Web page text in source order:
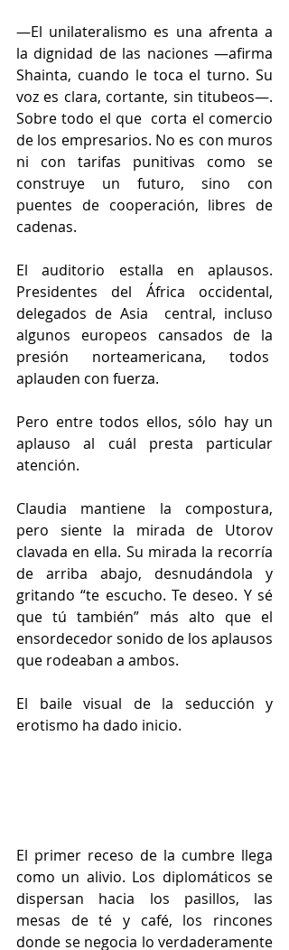
—El unilateralismo es una afrenta a
la dignidad de las naciones —afirma
Shainta, cuando le toca el turno. Su
voz es clara, cortante, sin titubeos—.
Sobre todo el que  corta el comercio
de los empresarios. No es con muros
ni con tarifas punitivas como se
construye un futuro, sino con
puentes de cooperación, libres de
cadenas.
El auditorio estalla en aplausos.
Presidentes del África occidental,
delegados de Asia  central, incluso
algunos europeos cansados de la
presión norteamericana, todos
aplauden con fuerza.
Pero entre todos ellos, sólo hay un
aplauso al cuál presta particular
atención.
Claudia mantiene la compostura,
pero siente la mirada de Utorov
clavada en ella. Su mirada la recorría
de arriba abajo, desnudándola y
gritando “te escucho. Te deseo. Y sé
que tú también” más alto que el
ensordecedor sonido de los aplausos
que rodeaban a ambos.
El baile visual de la seducción y
erotismo ha dado inicio.
El primer receso de la cumbre llega
como un alivio. Los diplomáticos se
dispersan hacia los pasillos, las
mesas de té y café, los rincones
donde se negocia lo verdaderamente